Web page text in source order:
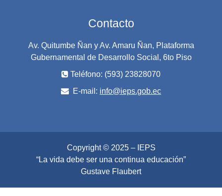
Contacto
Av. Quitumbe Ñan y Av. Amaru Ñan, Plataforma
Gubernamental de Desarrollo Social, 6to Piso
Teléfono: (593) 23828070
E-mail: info@ieps.gob.ec
Copyright © 2025 – IEPS
“La vida debe ser una continua educación”
Gustave Flaubert